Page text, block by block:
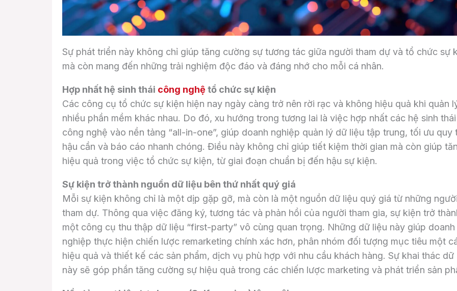
Sự phát triển này không chỉ giúp tăng cường sự tương tác giữa người tham dự và tổ chức sự
mà còn mang đến những trải nghiệm độc đáo và đáng nhớ cho mỗi cá nhân.
Hợp nhất hệ sinh thái công nghệ tổ chức sự kiện
Các công cụ tổ chức sự kiện hiện nay ngày càng trở nên rời rạc và không hiệu quả khi quản
nhiều phần mềm khác nhau. Do đó, xu hướng trong tương lai là việc hợp nhất các hệ sinh thái
công nghệ vào nền tảng “all-in-one”, giúp doanh nghiệp quản lý dữ liệu tập trung, tối ưu quy
hậu cần và báo cáo nhanh chóng. Điều này không chỉ giúp tiết kiệm thời gian mà còn giúp
hiệu quả trong việc tổ chức sự kiện, từ giai đoạn chuẩn bị đến hậu sự kiện.
Sự kiện trở thành nguồn dữ liệu bên thứ nhất quý giá
Mỗi sự kiện không chỉ là một dịp gặp gỡ, mà còn là một nguồn dữ liệu quý giá từ những
tham dự. Thông qua việc đăng ký, tương tác và phản hồi của người tham gia, sự kiện trở
một công cụ thu thập dữ liệu “first-party” vô cùng quan trọng. Những dữ liệu này giúp doanh
nghiệp thực hiện chiến lược remarketing chính xác hơn, phân nhóm đối tượng mục tiêu một
hiệu quả và thiết kế các sản phẩm, dịch vụ phù hợp với nhu cầu khách hàng. Sự khai thác dữ
này sẽ góp phần tăng cường sự hiệu quả trong các chiến lược marketing và phát triển sản